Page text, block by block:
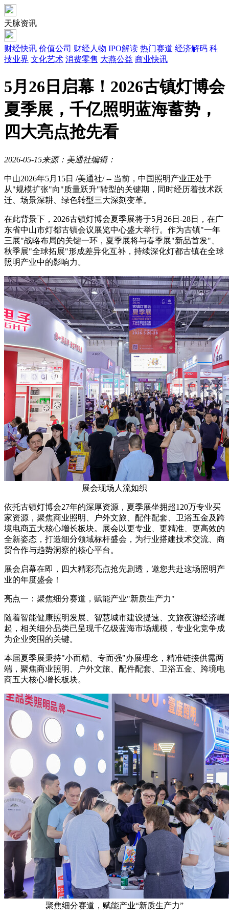
天脉资讯
财经快讯 价值公司 财经人物 IPO解读 热门赛道 经济解码 科
技业界 文化艺术 消费零售 大燕公益 商业快讯
5月26日启幕！2026古镇灯博会
夏季展，千亿照明蓝海蓄势，
四大亮点抢先看
2026-05-15来源：美通社编辑：
中山2026年5月15日 /美通社/ -- 当前，中国照明产业正处于
从"规模扩张"向"质量跃升"转型的关键期，同时经历着技术跃
迁、场景深耕、绿色转型三大深刻变革。
在此背景下，2026古镇灯博会夏季展将于5月26日-28日，在广
东省中山市灯都古镇会议展览中心盛大举行。作为古镇"一年
三展"战略布局的关键一环，夏季展将与春季展"新品首发"、
秋季展"全球拓展"形成差异化互补，持续深化灯都古镇在全球
照明产业中的影响力。
展会现场人流如织
依托古镇灯博会27年的深厚资源，夏季展坐拥超120万专业买
家资源，聚焦商业照明、户外文旅、配件配套、卫浴五金及跨
境电商五大核心增长板块。展会以更专业、更精准、更高效的
全新姿态，打造细分领域标杆盛会，为行业搭建技术交流、商
贸合作与趋势洞察的核心平台。
展会启幕在即，四大精彩亮点抢先剧透，邀您共赴这场照明产
业的年度盛会！
亮点一：聚焦细分赛道，赋能产业"新质生产力"
随着智能健康照明发展、智慧城市建设提速、文旅夜游经济崛
起，相关细分品类已呈现千亿级蓝海市场规模，专业化竞争成
为企业突围的关键。
本届夏季展秉持"小而精、专而强"办展理念，精准链接供需两
端，聚焦商业照明、户外文旅、配件配套、卫浴五金、跨境电
商五大核心增长板块。
聚焦细分赛道，赋能产业“新质生产力”